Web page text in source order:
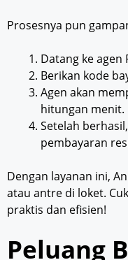
Prosesnya pun
Datang ke agen
Berikan kode
Agen akan
hitungan menit.
Setelah
pembayaran
Dengan layanan ini,
atau antre di loket.
praktis dan efisien!
Peluang